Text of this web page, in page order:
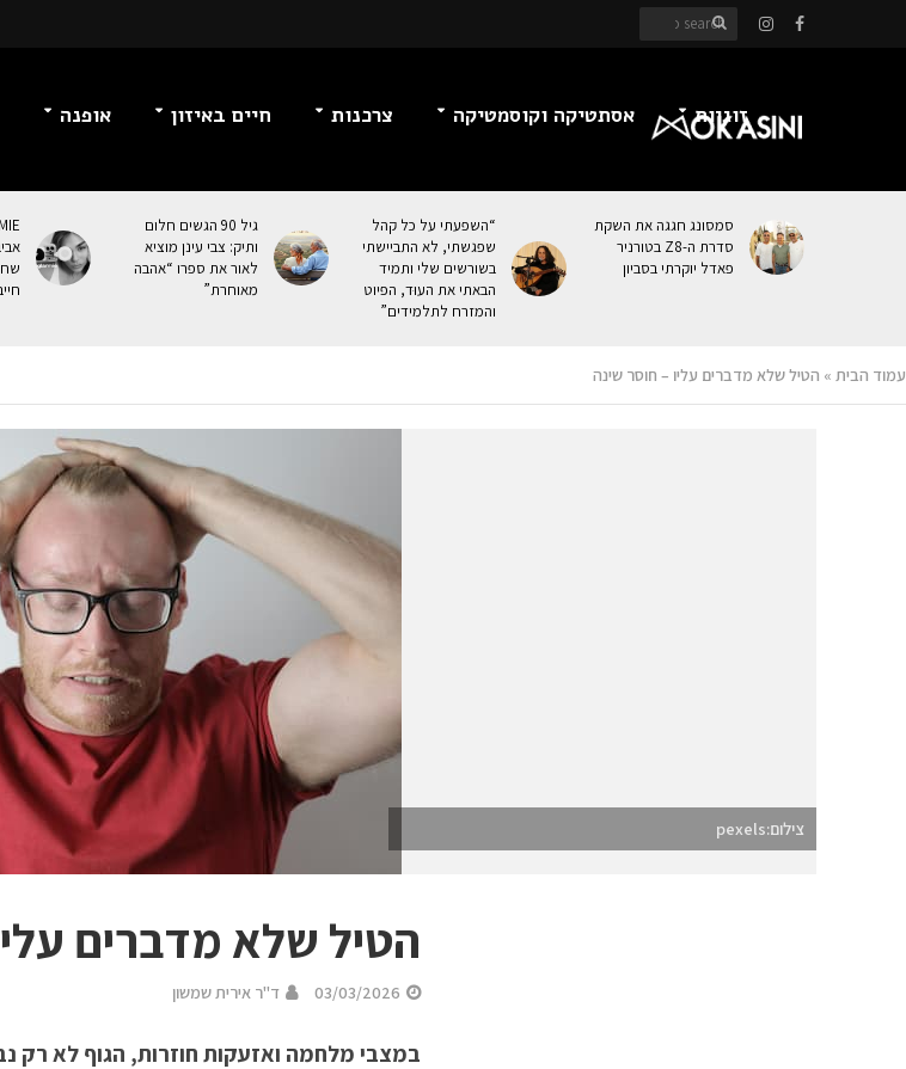
זוגיות אסתטיקה וקוסמטיקה צרכנות חיים באיזון אופנה
סמסונג חגגה את השקת
סדרת ה-Z8 בטורניר
פאדל יוקרתי בסביון
“השפעתי על כל קהל
שפגשתי, לא התביישתי
בשורשים שלי ותמיד
הבאתי את העוּד, הפיוט
והמזרח לתלמידים”
גיל 90 הגשים חלום
ותיק: צבי עינן מוציא
לאור את ספרו “אהבה
מאוחרת”
עמוד הבית » הטיל שלא מדברים עליו – חוסר שינה
צילום:pexels
הטיל שלא מדברים
03/03/2026 ד"ר אירית שמשון
במצבי מלחמה ואזעקות חוזרות, הגוף לא